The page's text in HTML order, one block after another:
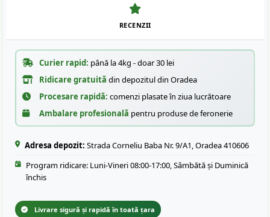
RECENZII
Curier rapid: până la 4kg - doar 30 lei
Ridicare gratuită din depozitul din Oradea
Procesare rapidă: comenzi plasate în ziua lucrătoare
Ambalare profesională pentru produse de feronerie
Adresa depozit: Strada Corneliu Baba Nr. 9/A1, Oradea 410606
Program ridicare: Luni-Vineri 08:00-17:00, Sâmbătă și Duminică
închis
Livrare sigură și rapidă în toată țara